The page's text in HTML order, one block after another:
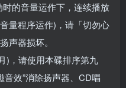
的音量运作下，连续播放
量程序运作)，请「切勿心
声器损坏。
请使用本碟排序第九
音效”消除扬声器、CD唱